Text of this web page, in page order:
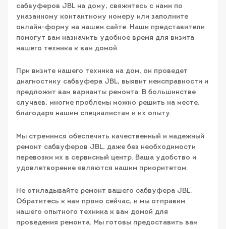
сабвуферов JBL на дому, свяжитесь с нами по
указанному контактному номеру или заполните
онлайн-форму на нашем сайте. Наши представители
помогут вам назначить удобное время для визита
нашего техника к вам домой.
При визите нашего техника на дом, он проведет
диагностику сабвуфера JBL, выявит неисправности и
предложит вам варианты ремонта. В большинстве
случаев, многие проблемы можно решить на месте,
благодаря нашим специалистам и их опыту.
Мы стремимся обеспечить качественный и надежный
ремонт сабвуферов JBL, даже без необходимости
перевозки их в сервисный центр. Ваша удобство и
удовлетворение являются нашим приоритетом.
Не откладывайте ремонт вашего сабвуфера JBL.
Обратитесь к нам прямо сейчас, и мы отправим
нашего опытного техника к вам домой для
проведения ремонта. Мы готовы предоставить вам